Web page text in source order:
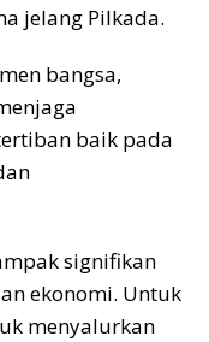
jelang Pilkada.
bangsa,
baik pada
signifikan
ekonomi. Untuk
menyalurkan